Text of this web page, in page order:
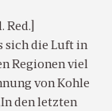
sich die Luft in
Regionen viel
von Kohle
den letzten